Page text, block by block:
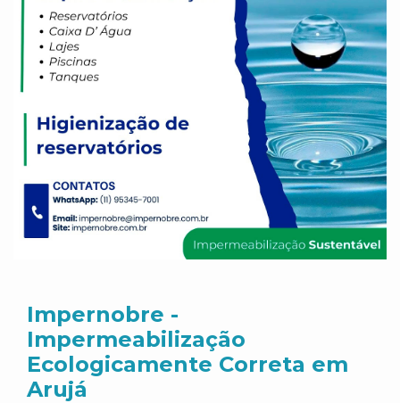
Impernobre -
Impermeabilização
Ecologicamente Correta em
Arujá